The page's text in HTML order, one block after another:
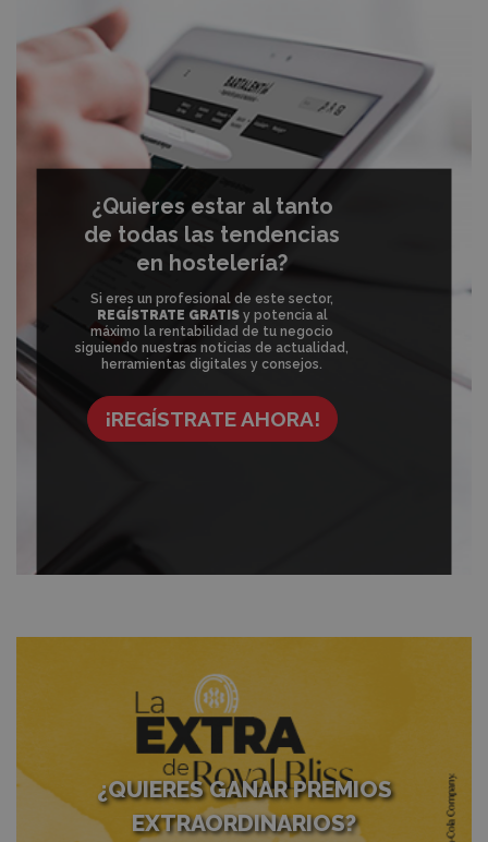
¿Quieres estar al tanto
de todas las tendencias
en hostelería?
Si eres un profesional de este sector,
REGÍSTRATE GRATISy potencia al
máximo la rentabilidad de tu negocio
siguiendo nuestras noticias de actualidad,
herramientas digitales y consejos.
¡REGÍSTRATE AHORA!
¿QUIERES GANAR PREMIOS
EXTRAORDINARIOS?